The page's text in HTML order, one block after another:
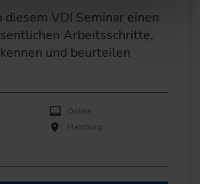
diesem VDI Seminar einen
Arbeitsschritte,
und beurteilen
Online
Hamburg